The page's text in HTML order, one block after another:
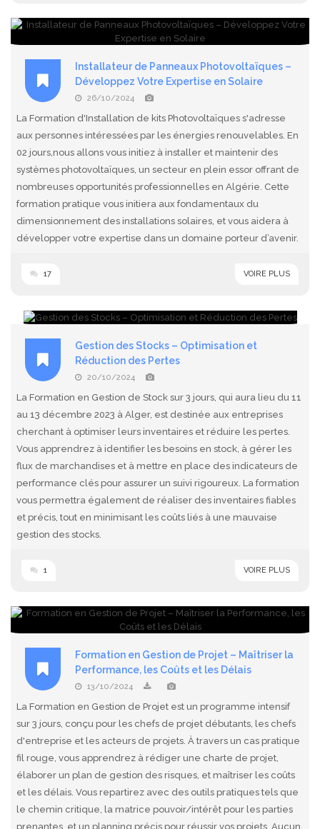
Installateur de Panneaux Photovoltaïques –
Développez Votre Expertise en Solaire
26/10/2024
La Formation d'Installation de kits Photovoltaïques s'adresse
aux personnes intéressées par les énergies renouvelables. En
02 jours,nous allons vous initiez à installer et maintenir des
systèmes photovoltaïques, un secteur en plein essor offrant de
nombreuses opportunités professionnelles en Algérie. Cette
formation pratique vous initiera aux fondamentaux du
dimensionnement des installations solaires, et vous aidera à
développer votre expertise dans un domaine porteur d’avenir.
17 VOIRE PLUS
Gestion des Stocks – Optimisation et
Réduction des Pertes
20/10/2024
La Formation en Gestion de Stock sur 3 jours, qui aura lieu du 11
au 13 décembre 2023 à Alger, est destinée aux entreprises
cherchant à optimiser leurs inventaires et réduire les pertes.
Vous apprendrez à identifier les besoins en stock, à gérer les
flux de marchandises et à mettre en place des indicateurs de
performance clés pour assurer un suivi rigoureux. La formation
vous permettra également de réaliser des inventaires fiables
et précis, tout en minimisant les coûts liés à une mauvaise
gestion des stocks.
1 VOIRE PLUS
Formation en Gestion de Projet – Maîtriser la
Performance, les Coûts et les Délais
13/10/2024
La Formation en Gestion de Projet est un programme intensif
sur 3 jours, conçu pour les chefs de projet débutants, les chefs
d'entreprise et les acteurs de projets. À travers un cas pratique
fil rouge, vous apprendrez à rédiger une charte de projet,
élaborer un plan de gestion des risques, et maîtriser les coûts
et les délais. Vous repartirez avec des outils pratiques tels que
le chemin critique, la matrice pouvoir/intérêt pour les parties
prenantes, et un planning précis pour réussir vos projets. Aucun